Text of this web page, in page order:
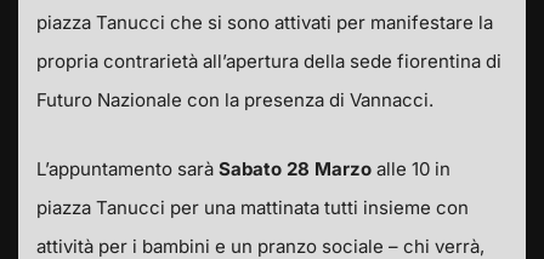
piazza Tanucci che si sono attivati per manifestare la
propria contrarietà all’apertura della sede fiorentina di
Futuro Nazionale con la presenza di Vannacci.
L’appuntamento sarà Sabato 28 Marzo alle 10 in
piazza Tanucci per una mattinata tutti insieme con
attività per i bambini e un pranzo sociale – chi verrà,